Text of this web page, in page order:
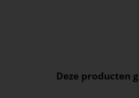
Deze producten